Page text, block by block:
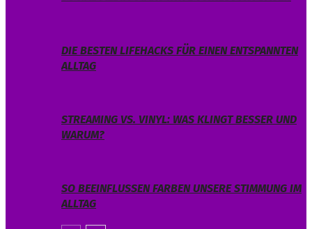
DIE BESTEN LIFEHACKS FÜR EINEN ENTSPANNTEN
ALLTAG
STREAMING VS. VINYL: WAS KLINGT BESSER UND
WARUM?
SO BEEINFLUSSEN FARBEN UNSERE STIMMUNG IM
ALLTAG